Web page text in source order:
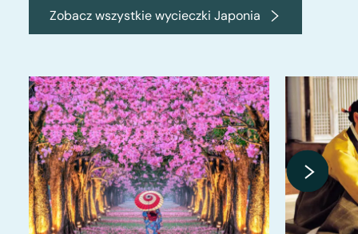
Zobacz wszystkie wycieczki Japonia